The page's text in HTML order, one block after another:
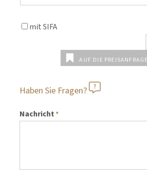
mit SIFA
AUF DIE
Haben Sie Fragen?
Nachricht*